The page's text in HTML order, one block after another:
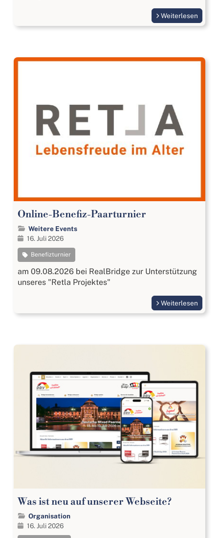
Weiterlesen
Online-Benefiz-Paarturnier
Weitere Events
16. Juli 2026
Benefizturnier
am 09.08.2026 bei RealBridge zur Unterstützung
unseres "Retla Projektes"
Weiterlesen
Was ist neu auf unserer Webseite?
Organisation
16. Juli 2026